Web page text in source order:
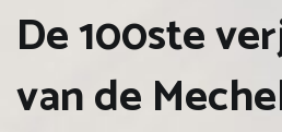
De 100ste
van de